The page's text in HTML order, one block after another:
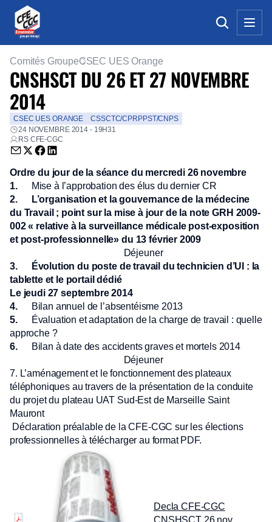
Comités GroupeCSEC UES Orange
CNSHSCT DU 26 ET 27 NOVEMBRE
2014
CSEC UES ORANGE
CSSCTC/CPRPPST/CNPS
24 NOVEMBRE 2014 - 19H31
RS CFE-CGC
Envoyer par email (nouvelle fenêtre)
Partager sur Twitter (nouvelle fenêtre)
Partager sur Facebook (nouvelle fenêtre)
Partager sur LinkedIn (nouvelle fenêtre)
Ordre du jour de la séance du mercredi 26 novembre
1.
Mise à l’approbation des élus du dernier CR
2.
L’organisation et la gouvernance de la médecine
du Travail ; point sur la mise à jour de la note GRH 2009-
002 « relative à la surveillance médicale post-exposition
et post-professionnelle» du 13 février 2009
Déjeuner
3.
Évolution du poste de travail du technicien d’UI : la
tablette et le portail dédié
Le jeudi 27 septembre 2014
4.
Bilan annuel de l’absentéisme 2013
5.
Évaluation et adaptation de la charge de travail : quelle
approche ?
6.
Bilan à date des accidents graves et mortels 2014
Déjeuner
7. L’aménagement et le fonctionnement des plateaux
téléphoniques au travers de la présentation de la conduite
du projet du plateau UAT Sud-Est de Marseille Saint
Mauront
Déclaration préalable de la CFE-CGC sur les élections
professionnelles à télécharger au format PDF.
Decla CFE-CGC